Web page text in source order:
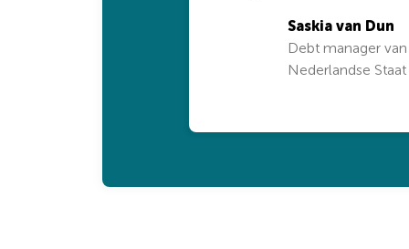
Saskia van Dun
Debt manager
Nederlandse Staat